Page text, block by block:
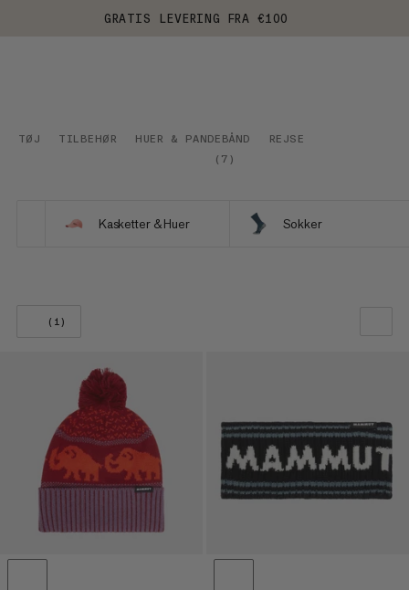
GRATIS LEVERING FRA €100
TØJ TILBEHØR HUER & PANDEBÅND
REJSE
( 7 )
Kasketter & Huer Sokker
(1)
PRIS HØJ TIL LAV